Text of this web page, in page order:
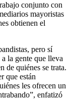
conjunto con
mayoristas
obtienen el
pero sí
la gente que lleva
de quiénes se trata.
que están
les ofrecen un
enfatizó